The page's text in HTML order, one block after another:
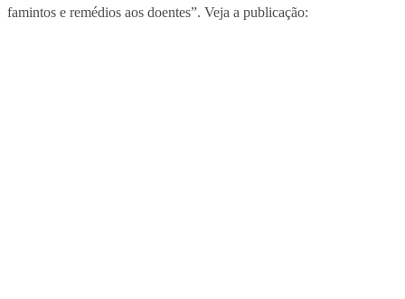
famintos e remédios aos doentes”. Veja a publicação: